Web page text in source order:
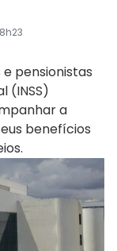
pensionistas
(INSS)
a
benefícios